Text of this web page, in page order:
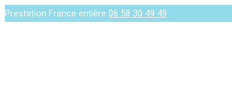
Prestation France entière 06 58 30 49 49